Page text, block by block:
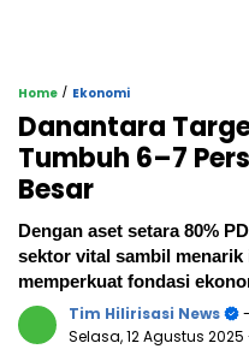
Home / Ekonomi
Danantara
Tumbuh 6–7
Besar
Dengan aset setara 80%
sektor vital sambil
memperkuat fondasi
Tim Hilirisasi News
Selasa, 12 Agustus 2025